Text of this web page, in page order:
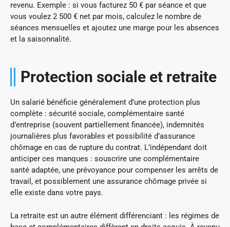
revenu. Exemple : si vous facturez 50 € par séance et que
vous voulez 2 500 € net par mois, calculez le nombre de
séances mensuelles et ajoutez une marge pour les absences
et la saisonnalité.
Protection sociale et retraite
Un salarié bénéficie généralement d’une protection plus
complète : sécurité sociale, complémentaire santé
d’entreprise (souvent partiellement financée), indemnités
journalières plus favorables et possibilité d’assurance
chômage en cas de rupture du contrat. L’indépendant doit
anticiper ces manques : souscrire une complémentaire
santé adaptée, une prévoyance pour compenser les arrêts de
travail, et possiblement une assurance chômage privée si
elle existe dans votre pays.
La retraite est un autre élément différenciant : les régimes de